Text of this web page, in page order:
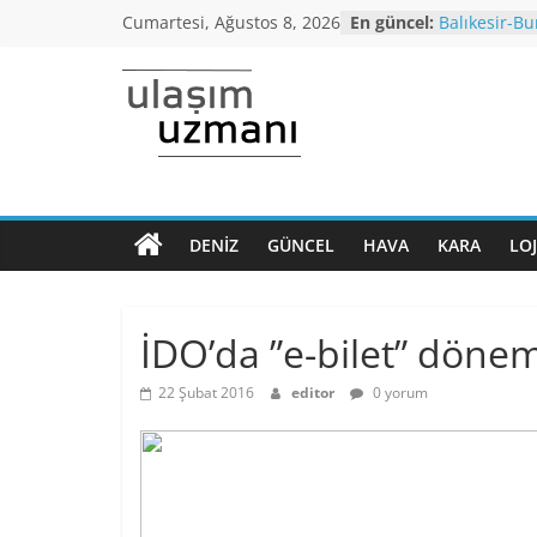
Cumartesi, Ağustos 8, 2026 En güncel: Balıkesir-
Dönem
kriterleri
Ulaşım
Uzmanı
UlaşımınDENIZ GÜNCEL HAVA KARA
İDO’da ”e-bilet”
22 Şubat 2016 editor 0 yorum